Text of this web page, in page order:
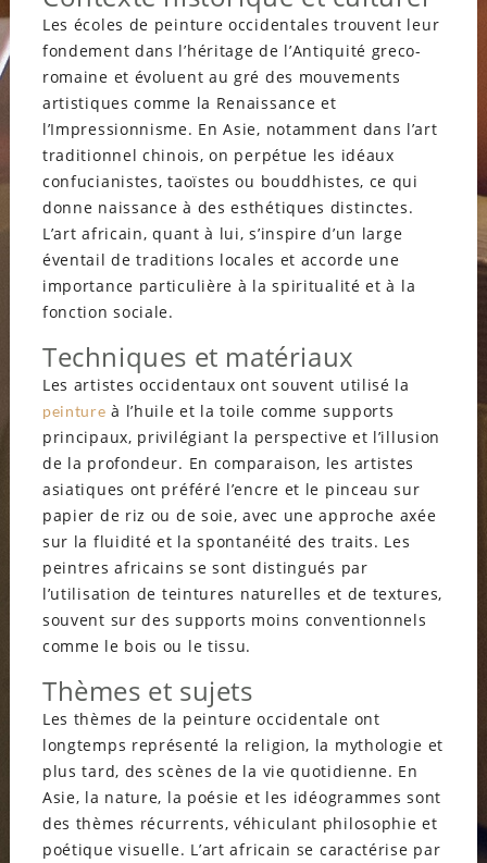
Les écoles de peinture occidentales trouvent leur
fondement dans l’héritage de l’Antiquité greco-
romaine et évoluent au gré des mouvements
artistiques comme la Renaissance et
l’Impressionnisme. En Asie, notamment dans l’art
traditionnel chinois, on perpétue les idéaux
confucianistes, taoïstes ou bouddhistes, ce qui
donne naissance à des esthétiques distinctes.
L’art africain, quant à lui, s’inspire d’un large
éventail de traditions locales et accorde une
importance particulière à la spiritualité et à la
fonction sociale.
Techniques et matériaux
Les artistes occidentaux ont souvent utilisé la
peinture à l’huile et la toile comme supports
principaux, privilégiant la perspective et l’illusion
de la profondeur. En comparaison, les artistes
asiatiques ont préféré l’encre et le pinceau sur
papier de riz ou de soie, avec une approche axée
sur la fluidité et la spontanéité des traits. Les
peintres africains se sont distingués par
l’utilisation de teintures naturelles et de textures,
souvent sur des supports moins conventionnels
comme le bois ou le tissu.
Thèmes et sujets
Les thèmes de la peinture occidentale ont
longtemps représenté la religion, la mythologie et
plus tard, des scènes de la vie quotidienne. En
Asie, la nature, la poésie et les idéogrammes sont
des thèmes récurrents, véhiculant philosophie et
poétique visuelle. L’art africain se caractérise par